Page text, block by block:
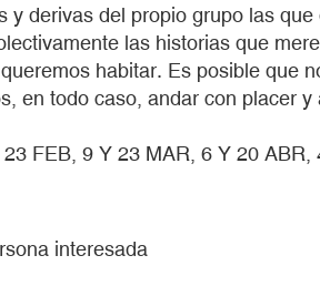
y derivas del propio grupo las
las historias que
habitar. Es posible que
en todo caso, andar con placer
FEB, 9 Y 23 MAR, 6 Y 20
interesada